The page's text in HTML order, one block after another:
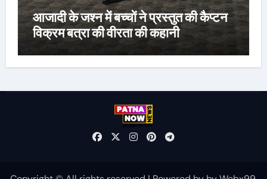
आजादी के जश्न में बच्चों ने प्रस्तुत की कैप्टन
विक्रम बत्रा की वीरता की कहानी